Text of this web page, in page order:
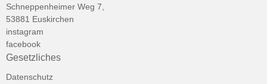
Schneppenheimer Weg 7,
53881 Euskirchen
instagram
facebook
Gesetzliches
Datenschutz